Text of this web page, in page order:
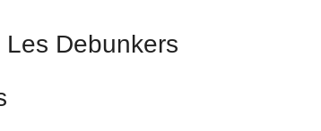
Les Debunkers